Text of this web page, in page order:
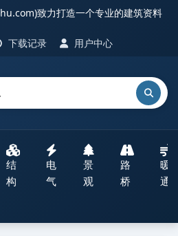
致力打造一个专业的建筑资料
下载记录 用户中心
结
构
电
气
景
观
路
桥
暖
通